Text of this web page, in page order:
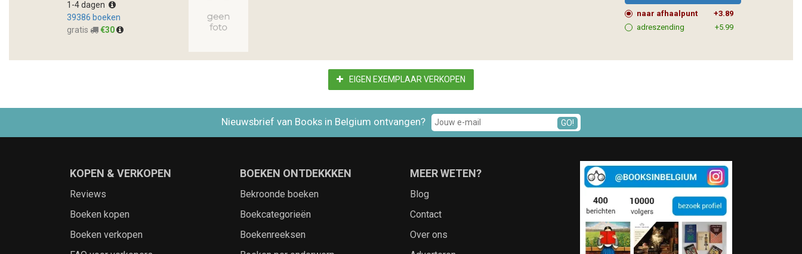
1-4 dagen
39386 boeken
gratis
€30
naar afhaalpunt
+3.89
adreszending
+5.99
EIGEN EXEMPLAAR VERKOPEN
Nieuwsbrief van Books in Belgium ontvangen? GO!
KOPEN & VERKOPEN
Reviews
Boeken kopen
Boeken verkopen
BOEKEN ONTDEKKKEN
Bekroonde boeken
Boekcategorieën
Boekenreeksen
MEER WETEN?
Blog
Contact
Over ons